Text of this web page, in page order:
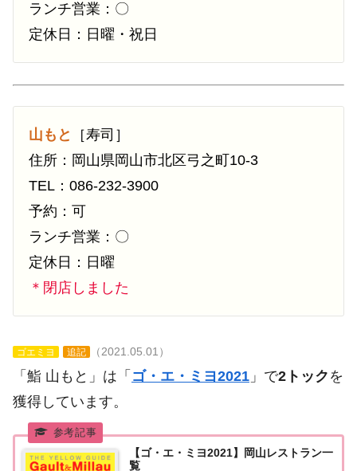
ランチ営業：〇
定休日：日曜・祝日
山もと
［寿司］
住所：岡山県岡山市北区弓之町10-3
TEL：086-232-3900
予約：可
ランチ営業：〇
定休日：日曜
＊閉店しました
ゴエミヨ 追記 （2021.05.01）
「鮨 山もと」は「 ゴ・エ・ミヨ2021 」で2トック を
獲得しています。
【ゴ・エ・ミヨ2021】岡山レストラン一
覧